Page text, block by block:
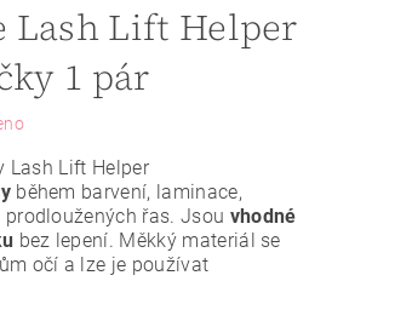
Lash Lift Helper
1 pár
Lash Lift Helper
během barvení, laminace,
řas. Jsou vhodné
bez lepení. Měkký materiál se
očí a lze je používat